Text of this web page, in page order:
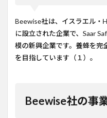
3
コメ
ント
Beewise社は、イスラエル・
に設立された企業で、Saar
模の新興企業です。養蜂を完
を目指しています（１）。
Beewise社の事